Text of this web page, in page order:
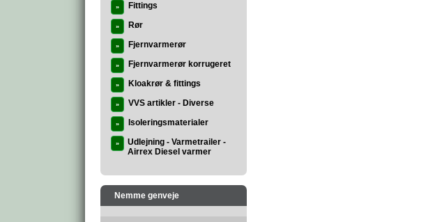
» Fittings
» Rør
» Fjernvarmerør
» Fjernvarmerør korrugeret
» Kloakrør & fittings
» VVS artikler - Diverse
» Isoleringsmaterialer
»
Udlejning - Varmetrailer -
Airrex Diesel varmer
Nemme genveje